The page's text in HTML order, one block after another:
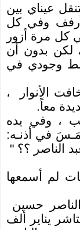
عيناي بين
وفي كل
كل مرة أزور
، لكن بدون أن
وجودي في
الأنوار ،
معاً.
، وفي يده
في أذنـه:
الناصر ؟؟ "
لم أسمعها
يناير ألف